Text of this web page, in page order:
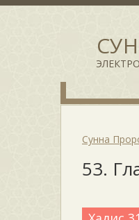
Сунна
53.